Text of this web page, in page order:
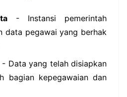
- Instansi pemerintah
data pegawai yang berhak
Data yang telah disiapkan
bagian kepegawaian dan